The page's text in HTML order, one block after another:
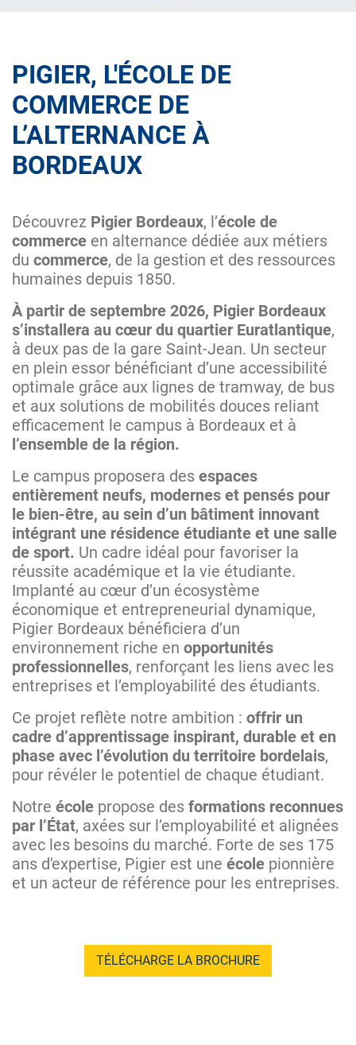
PIGIER, L'ÉCOLE DE
COMMERCE DE
L’ALTERNANCE À
BORDEAUX
Découvrez Pigier Bordeaux, l’école de
commerce en alternance dédiée aux métiers
du commerce, de la gestion et des ressources
humaines depuis 1850.
À partir de septembre 2026, Pigier Bordeaux
s’installera au cœur du quartier Euratlantique,
à deux pas de la gare Saint-Jean. Un secteur
en plein essor bénéficiant d’une accessibilité
optimale grâce aux lignes de tramway, de bus
et aux solutions de mobilités douces reliant
efficacement le campus à Bordeaux et à
l’ensemble de la région.
Le campus proposera des espaces
entièrement neufs, modernes et pensés pour
le bien-être, au sein d’un bâtiment innovant
intégrant une résidence étudiante et une salle
de sport. Un cadre idéal pour favoriser la
réussite académique et la vie étudiante.
Implanté au cœur d’un écosystème
économique et entrepreneurial dynamique,
Pigier Bordeaux bénéficiera d’un
environnement riche en opportunités
professionnelles, renforçant les liens avec les
entreprises et l’employabilité des étudiants.
Ce projet reflète notre ambition : offrir un
cadre d’apprentissage inspirant, durable et en
phase avec l’évolution du territoire bordelais,
pour révéler le potentiel de chaque étudiant.
Notre école propose des formations reconnues
par l’État, axées sur l’employabilité et alignées
avec les besoins du marché. Forte de ses 175
ans d'expertise, Pigier est une école pionnière
et un acteur de référence pour les entreprises.
TÉLÉCHARGE LA BROCHURE